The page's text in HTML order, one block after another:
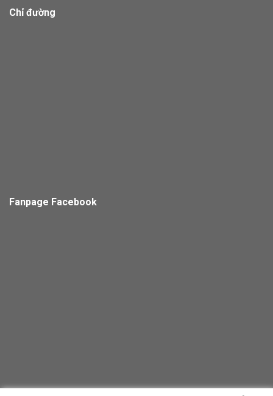
Chỉ đường
Fanpage Facebook